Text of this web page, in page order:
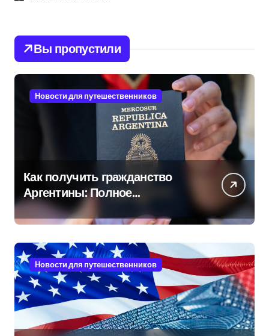
Вы пропустили
Новости для путешественников
Как получить гражданство
Аргентины: Полное
руководство
Новости для путешественников